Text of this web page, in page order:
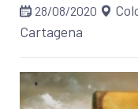
28/08/2020
Cartagena